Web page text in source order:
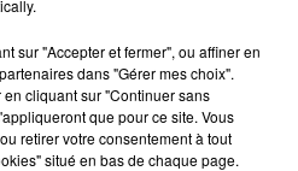
du 12 Août 2026
sur "Accepter et fermer", ou affiner en
dans "Gérer mes choix".
cliquant sur "Continuer sans
que pour ce site. Vous
retirer votre consentement à tout
situé en bas de chaque page.